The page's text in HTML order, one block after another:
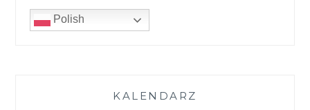
Polish
KALENDARZ